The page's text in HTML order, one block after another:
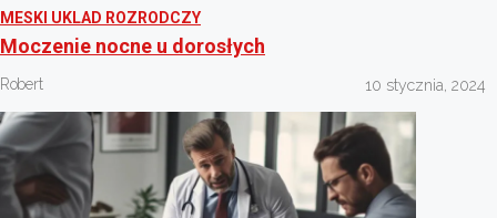
MESKI UKLAD ROZRODCZY
Moczenie nocne u dorosłych
Robert 10 stycznia, 2024